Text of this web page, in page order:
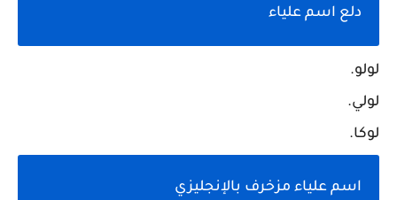
دلع اسم علياء
لولو.
لولي.
لوكا.
اسم علياء مزخرف بالإنجليزي